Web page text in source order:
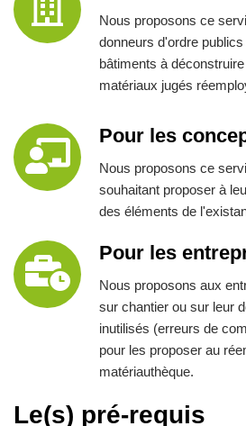
Nous proposons ce
donneurs d'ordre
bâtiments à
matériaux jugés
Pour les
Nous proposons ce
souhaitant proposer à
des éléments de
Pour les
Nous proposons aux
sur chantier ou sur leur
inutilisés (erreurs de
pour les proposer au
matériauthèque.
Le(s) pré-requis